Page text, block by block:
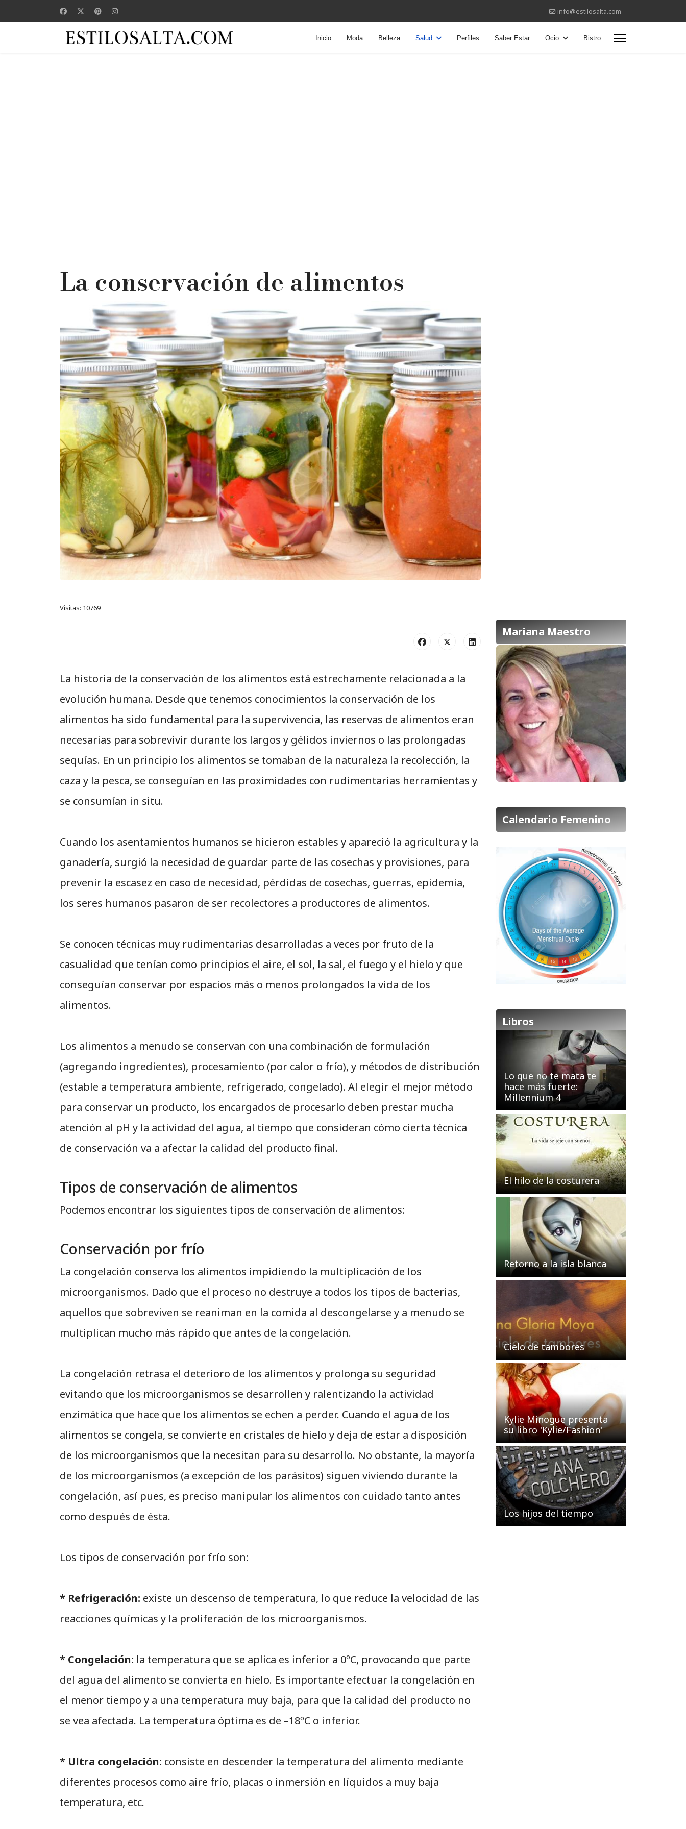
info@estilosalta.com
Inicio Moda Belleza Salud Perfiles Saber Estar Ocio Bistro
La conservación de alimentos
Visitas: 10769
La historia de la conservación de los alimentos está estrechamente relacionada a la
evolución humana. Desde que tenemos conocimientos la conservación de los
alimentos ha sido fundamental para la supervivencia, las reservas de alimentos eran
necesarias para sobrevivir durante los largos y gélidos inviernos o las prolongadas
sequías. En un principio los alimentos se tomaban de la naturaleza la recolección, la
caza y la pesca, se conseguían en las proximidades con rudimentarias herramientas y
se consumían in situ.
Cuando los asentamientos humanos se hicieron estables y apareció la agricultura y la
ganadería, surgió la necesidad de guardar parte de las cosechas y provisiones, para
prevenir la escasez en caso de necesidad, pérdidas de cosechas, guerras, epidemia,
los seres humanos pasaron de ser recolectores a productores de alimentos.
Se conocen técnicas muy rudimentarias desarrolladas a veces por fruto de la
casualidad que tenían como principios el aire, el sol, la sal, el fuego y el hielo y que
conseguían conservar por espacios más o menos prolongados la vida de los
alimentos.
Los alimentos a menudo se conservan con una combinación de formulación
(agregando ingredientes), procesamiento (por calor o frío), y métodos de distribución
(estable a temperatura ambiente, refrigerado, congelado). Al elegir el mejor método
para conservar un producto, los encargados de procesarlo deben prestar mucha
atención al pH y la actividad del agua, al tiempo que consideran cómo cierta técnica
de conservación va a afectar la calidad del producto final.
Tipos de conservación de alimentos
Podemos encontrar los siguientes tipos de conservación de alimentos:
Conservación por frío
La congelación conserva los alimentos impidiendo la multiplicación de los
microorganismos. Dado que el proceso no destruye a todos los tipos de bacterias,
aquellos que sobreviven se reaniman en la comida al descongelarse y a menudo se
multiplican mucho más rápido que antes de la congelación.
La congelación retrasa el deterioro de los alimentos y prolonga su seguridad
evitando que los microorganismos se desarrollen y ralentizando la actividad
enzimática que hace que los alimentos se echen a perder. Cuando el agua de los
alimentos se congela, se convierte en cristales de hielo y deja de estar a disposición
de los microorganismos que la necesitan para su desarrollo. No obstante, la mayoría
de los microorganismos (a excepción de los parásitos) siguen viviendo durante la
congelación, así pues, es preciso manipular los alimentos con cuidado tanto antes
como después de ésta.
Los tipos de conservación por frío son:
* Refrigeración: existe un descenso de temperatura, lo que reduce la velocidad de las
reacciones químicas y la proliferación de los microorganismos.
* Congelación: la temperatura que se aplica es inferior a 0ºC, provocando que parte
del agua del alimento se convierta en hielo. Es importante efectuar la congelación en
el menor tiempo y a una temperatura muy baja, para que la calidad del producto no
se vea afectada. La temperatura óptima es de –18ºC o inferior.
* Ultra congelación: consiste en descender la temperatura del alimento mediante
diferentes procesos como aire frío, placas o inmersión en líquidos a muy baja
temperatura, etc.
Mariana Maestro
Calendario Femenino
Libros
Lo que no te mata te
hace más fuerte:
Millennium 4
El hilo de la costurera
Retorno a la isla blanca
Cielo de tambores
Kylie Minogue presenta
su libro 'Kylie/Fashion'
Los hijos del tiempo